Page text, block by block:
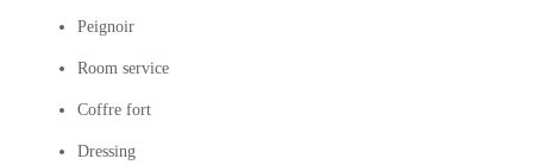
Peignoir
Room service
Coffre fort
Dressing